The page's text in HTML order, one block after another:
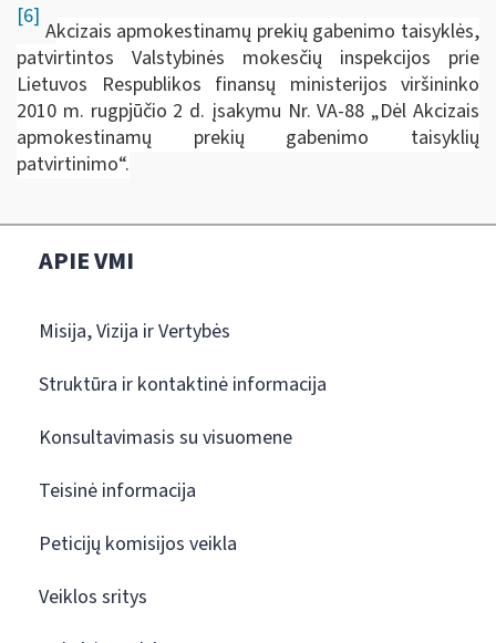
[6]
Akcizais apmokestinamų prekių gabenimo taisyklės,
patvirtintos Valstybinės mokesčių inspekcijos prie
Lietuvos Respublikos finansų ministerijos viršininko
2010 m. rugpjūčio 2 d. įsakymu Nr. VA-88 „Dėl Akcizais
apmokestinamų prekių gabenimo taisyklių
patvirtinimo“.
APIE VMI
Misija, Vizija ir Vertybės
Struktūra ir kontaktinė informacija
Konsultavimasis su visuomene
Teisinė informacija
Peticijų komisijos veikla
Veiklos sritys